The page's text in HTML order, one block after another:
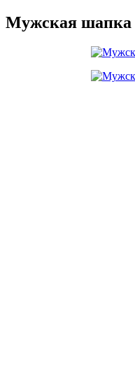
Мужская шапка